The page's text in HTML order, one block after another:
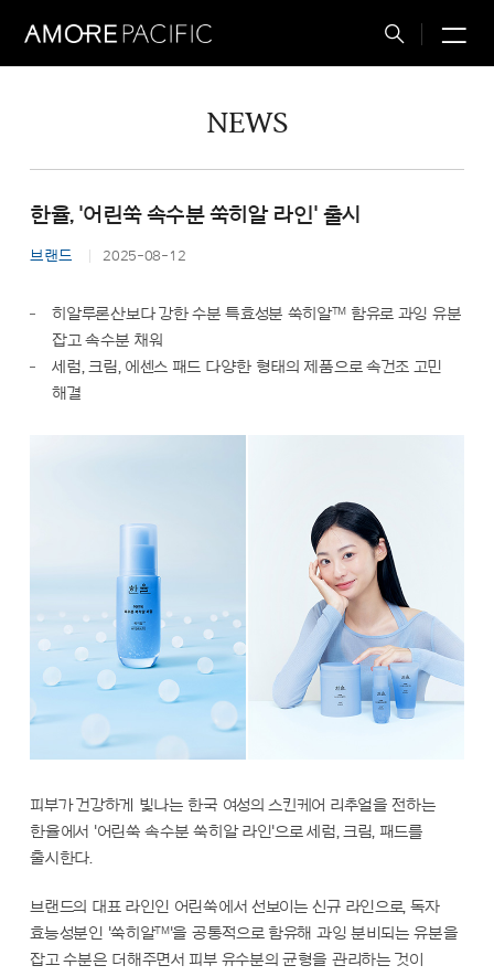
Total
NEWS
한율, '어린쑥 속수분 쑥히알 라인' 출시
브랜드 2025-08-12
히알루론산보다 강한 수분 특효성분 쑥히알TM 함유로 과잉 유분
잡고 속수분 채워
세럼, 크림, 에센스 패드 다양한 형태의 제품으로 속건조 고민
해결
피부가 건강하게 빛나는 한국 여성의 스킨케어 리추얼을 전하는
한율에서 '어린쑥 속수분 쑥히알 라인'으로 세럼, 크림, 패드를
출시한다.
브랜드의 대표 라인인 어린쑥에서 선보이는 신규 라인으로, 독자
효능성분인 '쑥히알TM'을 공통적으로 함유해 과잉 분비되는 유분을
잡고 수분은 더해주면서 피부 유수분의 균형을 관리하는 것이